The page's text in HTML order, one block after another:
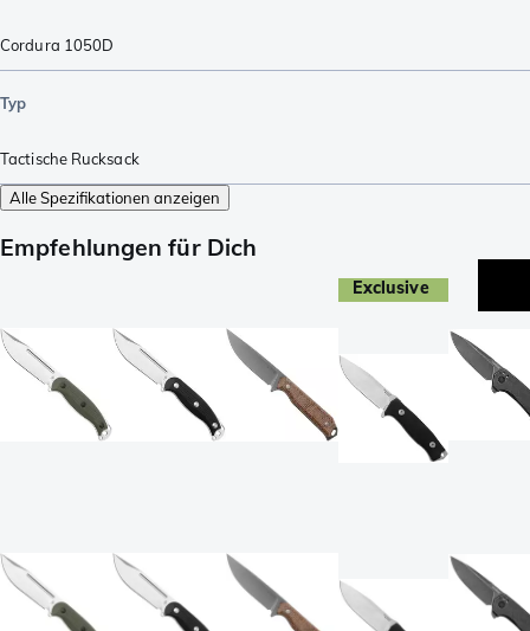
Cordura 1050D
Typ
Tactische Rucksack
Alle Spezifikationen anzeigen
Empfehlungen für Dich
Exclusive